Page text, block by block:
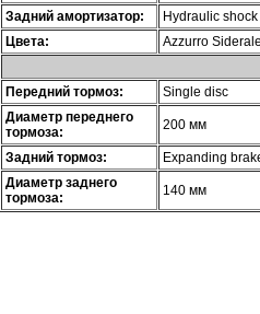
Задний амортизатор:
Hydraulic
Цвета:
Azzurro
Передний тормоз:
Single disc
Диаметр переднего
тормоза:
200 мм
Задний тормоз:
Expanding
Диаметр заднего
тормоза:
140 мм